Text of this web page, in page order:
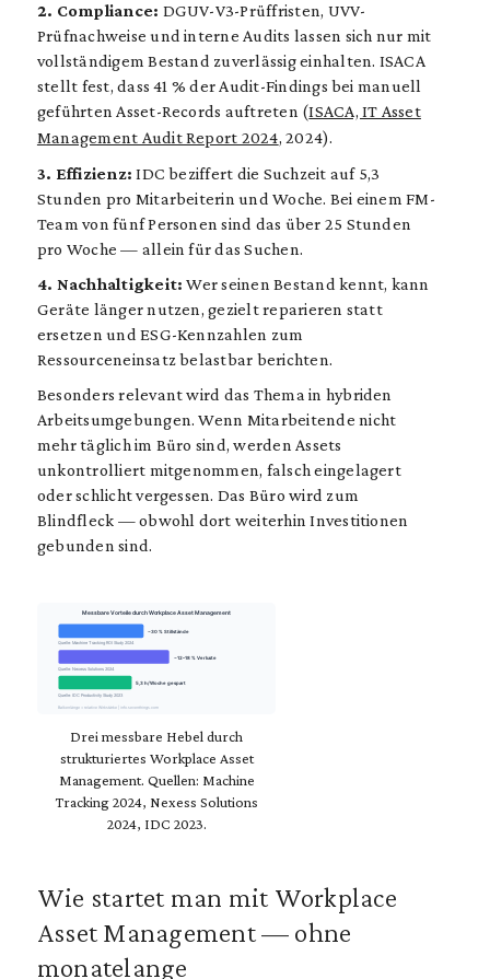
2. Compliance: DGUV-V3-Prüffristen, UVV-
Prüfnachweise und interne Audits lassen sich nur mit
vollständigem Bestand zuverlässig einhalten. ISACA
stellt fest, dass 41 % der Audit-Findings bei manuell
geführten Asset-Records auftreten (ISACA, IT Asset
Management Audit Report 2024, 2024).
3. Effizienz: IDC beziffert die Suchzeit auf 5,3
Stunden pro Mitarbeiterin und Woche. Bei einem FM-
Team von fünf Personen sind das über 25 Stunden
pro Woche — allein für das Suchen.
4. Nachhaltigkeit: Wer seinen Bestand kennt, kann
Geräte länger nutzen, gezielt reparieren statt
ersetzen und ESG-Kennzahlen zum
Ressourceneinsatz belastbar berichten.
Besonders relevant wird das Thema in hybriden
Arbeitsumgebungen. Wenn Mitarbeitende nicht
mehr täglich im Büro sind, werden Assets
unkontrolliert mitgenommen, falsch eingelagert
oder schlicht vergessen. Das Büro wird zum
Blindfleck — obwohl dort weiterhin Investitionen
gebunden sind.
Messbare Vorteile durch Workplace Asset Management
−30 % Stillstände
Quelle: Machine Tracking ROI Study 2024
−12–18 % Verluste
Quelle: Nexess Solutions 2024
5,3 h/Woche gespart
Quelle: IDC Productivity Study 2023
Balkenlänge = relative Wirkstärke | info.seventhings.com
Drei messbare Hebel durch
strukturiertes Workplace Asset
Management. Quellen: Machine
Tracking 2024, Nexess Solutions
2024, IDC 2023.
Wie startet man mit Workplace
Asset Management — ohne
monatelange